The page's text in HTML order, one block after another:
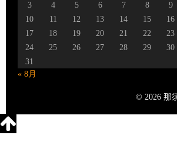
3
4 5 6 7 8
9
10
11 12 13 14 15
16
17
18 19 20 21 22
23
24
25 26 27 28 29
30
31
« 8月
© 2026 那